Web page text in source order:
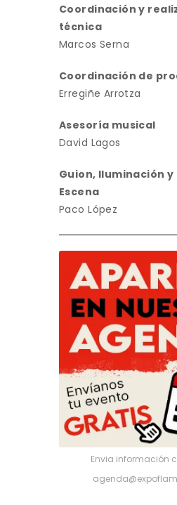
Coordinación y
técnica
Marcos Serna
Coordinación de
Erregiñe Arrotza
Asesoría musical
David Lagos
Guion, Iluminación
Escena
Paco López
Envia información